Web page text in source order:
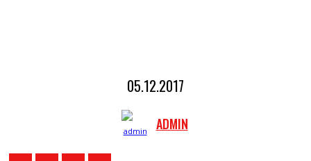
05.12.2017
ADMIN